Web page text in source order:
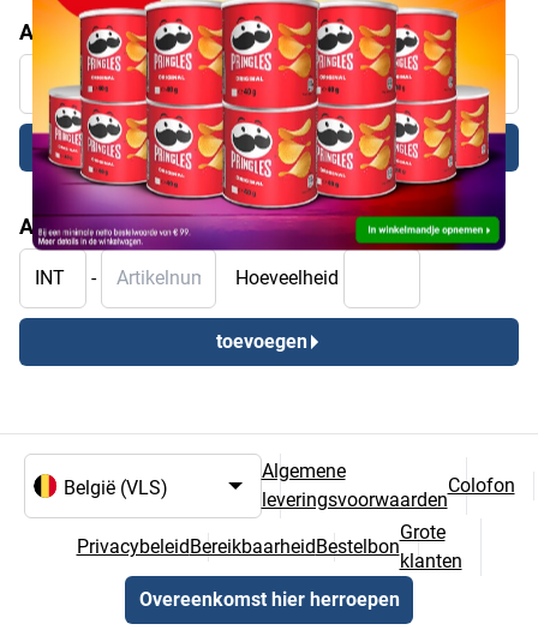
Actiecode invoeren
Actiecode invoeren
Actiecode toepassen
Artikelen toevoegen
INT
-
Artikelnummer
Hoeveelheid
toevoegen
Algemene
leveringsvoorwaarden
Colofon
PrivacybeleidBereikbaarheidBestelbon
Grote
klanten
Overeenkomst hier herroepen